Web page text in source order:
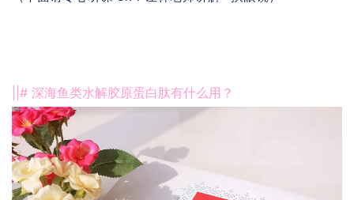
||# 深海鱼类水解胶原蛋白肽有什么用？